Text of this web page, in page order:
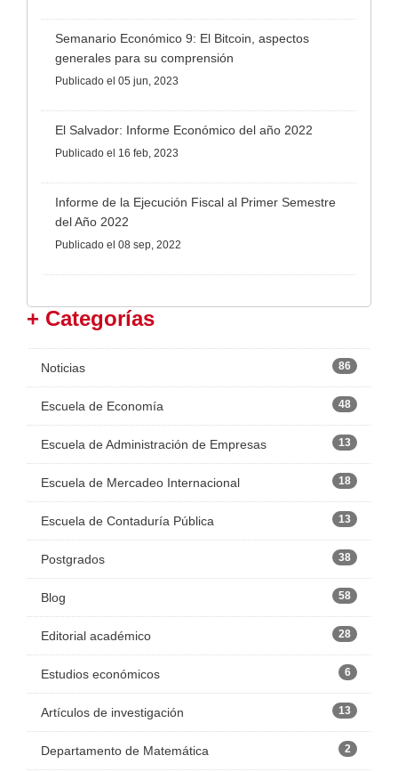
Semanario Económico 9: El Bitcoin, aspectos
generales para su comprensión
Publicado el 05 jun, 2023
El Salvador: Informe Económico del año 2022
Publicado el 16 feb, 2023
Informe de la Ejecución Fiscal al Primer Semestre
del Año 2022
Publicado el 08 sep, 2022
+ Categorías
Noticias 86
Escuela de Economía 48
Escuela de Administración de Empresas 13
Escuela de Mercadeo Internacional 18
Escuela de Contaduría Pública 13
Postgrados 38
Blog 58
Editorial académico 28
Estudios económicos 6
Artículos de investigación 13
Departamento de Matemática 2